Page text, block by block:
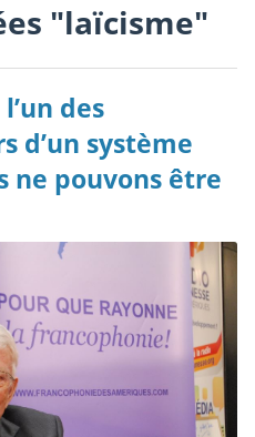
"laïcisme"
des
d’un système
ne pouvons être